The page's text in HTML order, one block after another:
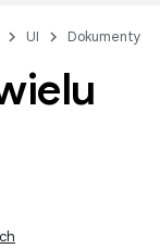
UI Dokumenty